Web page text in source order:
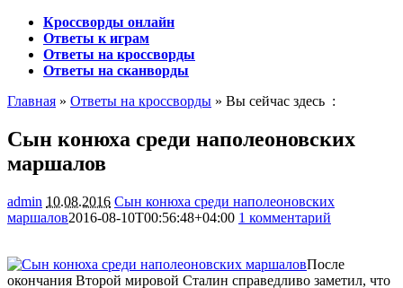
Кроссворды онлайн
Ответы к играм
Ответы на кроссворды
Ответы на сканворды
Главная » Ответы на кроссворды » Вы сейчас здесь :
Сын конюха среди наполеоновских
маршалов
admin 10.08.2016 Сын конюха среди наполеоновских
маршалов2016-08-10T00:56:48+04:00 1 комментарий
После
окончания Второй мировой Сталин справедливо заметил, что